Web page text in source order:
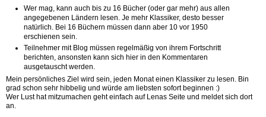
Wer mag, kann auch bis zu 16 Bücher (oder gar mehr) aus allen
angegebenen Ländern lesen. Je mehr Klassiker, desto besser
natürlich. Bei 16 Büchern müssen dann aber 10 vor 1950
erschienen sein.
Teilnehmer mit Blog müssen regelmäßig von ihrem Fortschritt
berichten, ansonsten kann sich hier in den Kommentaren
ausgetauscht werden.
Mein persönliches Ziel wird sein, jeden Monat einen Klassiker zu lesen. Bin
grad schon sehr hibbelig und würde am liebsten sofort beginnen :)
Wer Lust hat mitzumachen geht einfach auf Lenas Seite und meldet sich dort
an.